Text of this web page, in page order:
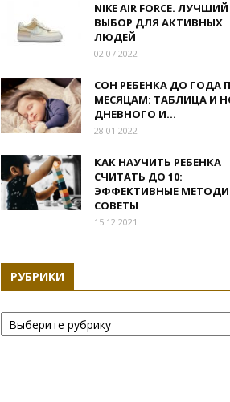
NIKE AIR FORCE. ЛУЧШИЙ
ВЫБОР ДЛЯ АКТИВНЫХ
ЛЮДЕЙ
02.07.2022
СОН РЕБЕНКА ДО ГОДА
МЕСЯЦАМ: ТАБЛИЦА И
ДНЕВНОГО И...
28.01.2022
КАК НАУЧИТЬ РЕБЕНКА
СЧИТАТЬ ДО 10:
ЭФФЕКТИВНЫЕ
СОВЕТЫ
15.12.2021
РУБРИКИ
Рубрики